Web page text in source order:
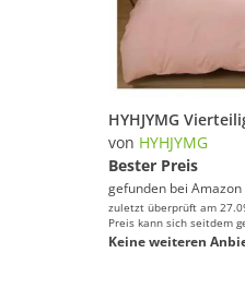
von HYHJYMG
Bester Preis
gefunden bei Amazon
zuletzt überprüft am
Preis kann sich seitdem
Keine weiteren